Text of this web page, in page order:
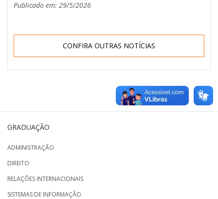
Publicado em: 29/5/2026
CONFIRA OUTRAS NOTÍCIAS
GRADUAÇÃO
ADMINISTRAÇÃO
DIREITO
RELAÇÕES INTERNACIONAIS
SISTEMAS DE INFORMAÇÃO